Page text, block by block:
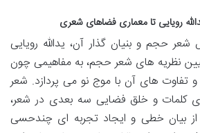
رویایی تا معماری فضاهای شعری
حجم و بنیان گذار آن، یدالله رویایی
تبیین نظریه های شعر حجم، به مفاهیمی چون
تفاوت های آن با موج نو می پردازد. شعر
کلمات و خلق فضایی سه بعدی در شعر،
از بیان خطی و ایجاد تجربه ای چندحسی